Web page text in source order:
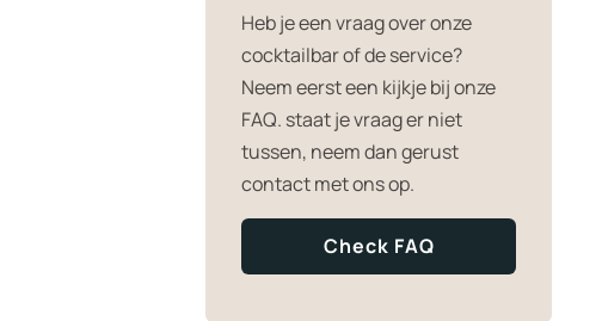
Heb je een vraag over onze
cocktailbar of de service?
Neem eerst een kijkje bij onze
FAQ. staat je vraag er niet
tussen, neem dan gerust
contact met ons op.
Check FAQ